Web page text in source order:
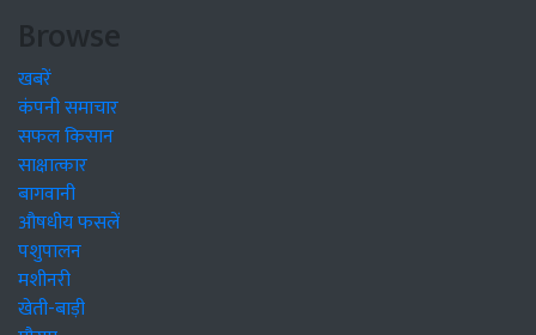
Browse
खबरें
कंपनी समाचार
सफल किसान
साक्षात्कार
बागवानी
औषधीय फसलें
पशुपालन
मशीनरी
खेती-बाड़ी